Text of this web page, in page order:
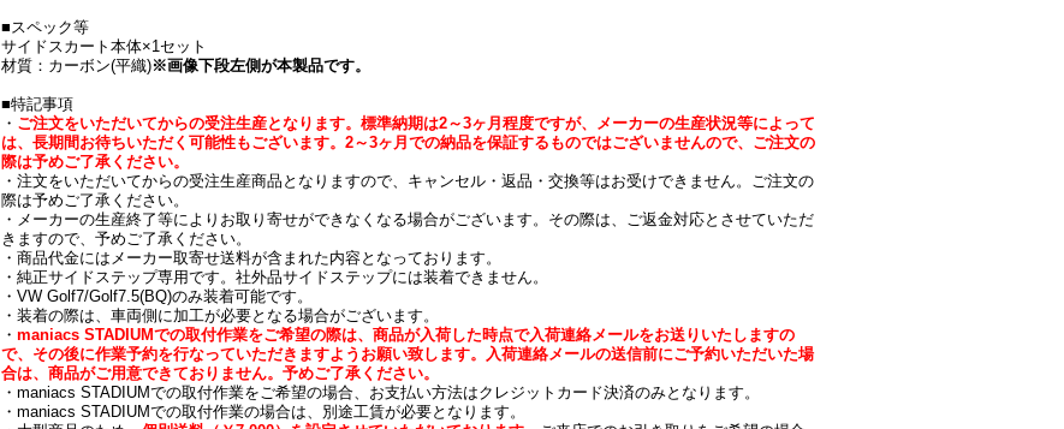
■スペック等
サイドスカート本体×1セット
材質：カーボン(平織)※画像下段左側が本製品です。
■特記事項
・ ご注文をいただいてからの受注生産となります。標準納期は2～3ヶ月程度ですが、メーカーの生産状況等によって
は、長期間お待ちいただく可能性もございます。2～3ヶ月での納品を保証するものではございませんので、ご注文の
際は予めご了承ください。
・注文をいただいてからの受注生産商品となりますので、キャンセル・返品・交換等はお受けできません。ご注文の
際は予めご了承ください。
・メーカーの生産終了等によりお取り寄せができなくなる場合がございます。その際は、ご返金対応とさせていただ
きますので、予めご了承ください。
・商品代金にはメーカー取寄せ送料が含まれた内容となっております。
・純正サイドステップ専用です。社外品サイドステップには装着できません。
・VW Golf7/Golf7.5(BQ)のみ装着可能です。
・装着の際は、車両側に加工が必要となる場合がございます。
・ maniacs STADIUMでの取付作業をご希望の際は、商品が入荷した時点で入荷連絡メールをお送りいたしますの
で、その後に作業予約を行なっていただきますようお願い致します。入荷連絡メールの送信前にご予約いただいた場
合は、商品がご用意できておりません。予めご了承ください。
・maniacs STADIUMでの取付作業をご希望の場合、お支払い方法はクレジットカード決済のみとなります。
・maniacs STADIUMでの取付作業の場合は、別途工賃が必要となります。